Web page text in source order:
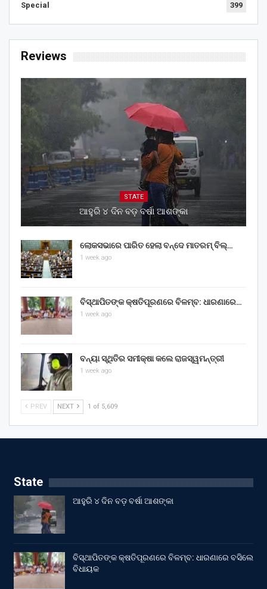
Special 399
Reviews
STATE
ଆହୁରି ୪ ଦିନ ବଡ଼ ବର୍ଷା ଆଶଙ୍କା
ଲୋକସଭାରେ ପାରିତ ହେଲା ବନ୍ଦେ ମାତରମ୍‌ ବିଲ୍‌…
1 week ago
ବିସ୍ଥାପିତଙ୍କ କ୍ଷତିପୂରଣରେ ବିଳମ୍ବ: ଧାରଣାରେ…
1 week ago
ବନ୍ୟା ସ୍ଥିତିର ସମୀକ୍ଷା କଲେ ରାଜସ୍ୱମନ୍ତ୍ରୀ
1 week ago
PREV NEXT 1 of 5,609
State
ଆହୁରି ୪ ଦିନ ବଡ଼ ବର୍ଷା ଆଶଙ୍କା
ବିସ୍ଥାପିତଙ୍କ କ୍ଷତିପୂରଣରେ ବିଳମ୍ବ: ଧାରଣାରେ ବସିଲେ
ବିଧାୟକ